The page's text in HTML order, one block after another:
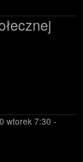
wtorek 7:30 -